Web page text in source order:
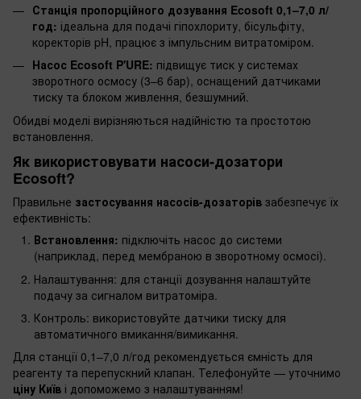
Станція пропорційного дозування Ecosoft 0,1–7,0 л/
год: ідеальна для подачі гіпохлориту, бісульфіту,
коректорів pH, працює з імпульсним витратоміром.
Насос Ecosoft P'URE: підвищує тиск у системах
зворотного осмосу (3–6 бар), оснащений датчиками
тиску та блоком живлення, безшумний.
Обидві моделі вирізняються надійністю та простотою
встановлення.
Як використовувати насоси-дозатори
Ecosoft?
Правильне застосування насосів-дозаторів забезпечує їх
ефективність:
Встановлення: підключіть насос до системи
(наприклад, перед мембраною в зворотному осмосі).
Налаштування: для станції дозування налаштуйте
подачу за сигналом витратоміра.
Контроль: використовуйте датчики тиску для
автоматичного вмикання/вимикання.
Для станції 0,1–7,0 л/год рекомендується ємність для
реагенту та перепускний клапан. Телефонуйте — уточнимо
ціну Київ і допоможемо з налаштуванням!